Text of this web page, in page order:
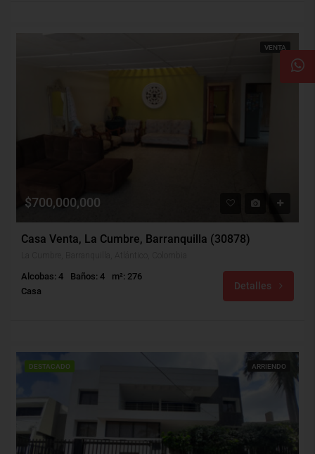
VENTA
$700,000,000
Casa Venta, La Cumbre, Barranquilla (30878)
Alcobas: 4 Baños: 4
m²: 276
Casa
Detalles
DESTACADO ARRIENDO